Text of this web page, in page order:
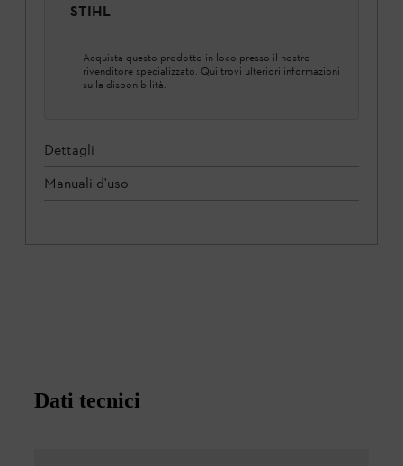
STIHL
Acquista questo prodotto in loco presso il nostro
rivenditore specializzato. Qui trovi ulteriori informazioni
sulla disponibilità.
Dettagli
Manuali d'uso
Dati tecnici